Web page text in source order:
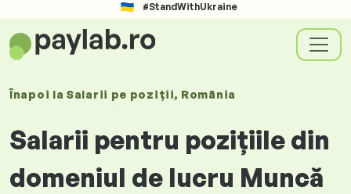
#StandWithUkraine
Înapoi la Salarii pe poziții, România
Salarii pentru pozițiile din
domeniul de lucru Muncă